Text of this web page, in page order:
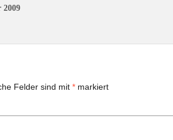
2009
Felder sind mit * markiert